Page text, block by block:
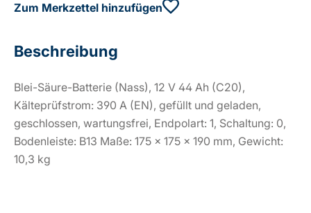
Zum Merkzettel hinzufügen
Beschreibung
Blei-Säure-Batterie (Nass), 12 V 44 Ah (C20),
Kälteprüfstrom: 390 A (EN), gefüllt und geladen,
geschlossen, wartungsfrei, Endpolart: 1, Schaltung: 0,
Bodenleiste: B13 Maße: 175 x 175 x 190 mm, Gewicht:
10,3 kg